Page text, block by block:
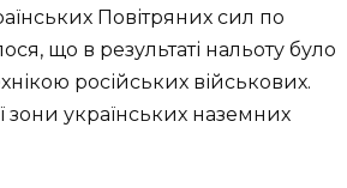
Повітряних сил по
що в результаті нальоту було
російських військових.
українських наземних